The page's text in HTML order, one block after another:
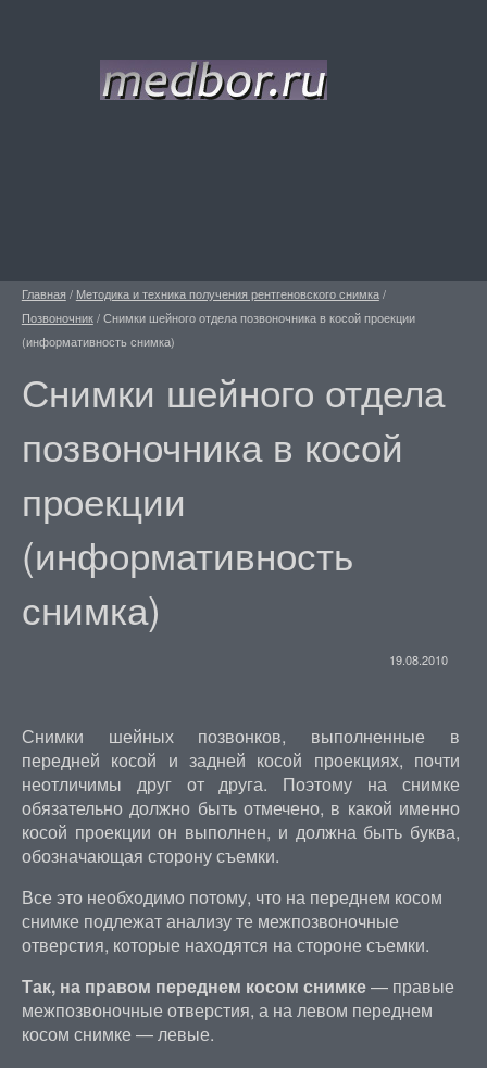
Главная / Методика и техника получения рентгеновского снимка/
Позвоночник/Снимки шейного отдела позвоночника в косой проекции
(информативность снимка)
Снимки шейного отдела
позвоночника в косой
проекции
(информативность
снимка)
19.08.2010
Снимки шейных позвонков, выполненные в
передней косой и задней косой проекциях, почти
неотличимы друг от друга. Поэтому на снимке
обязательно должно быть отмечено, в какой именно
косой проекции он выполнен, и должна быть буква,
обозначающая сторону съемки.
Все это необходимо потому, что на переднем косом
снимке подлежат анализу те межпозвоночные
отверстия, которые находятся на стороне съемки.
Так, на правом переднем косом снимке— правые
межпозвоночные отверстия, а на левом переднем
косом снимке — левые.